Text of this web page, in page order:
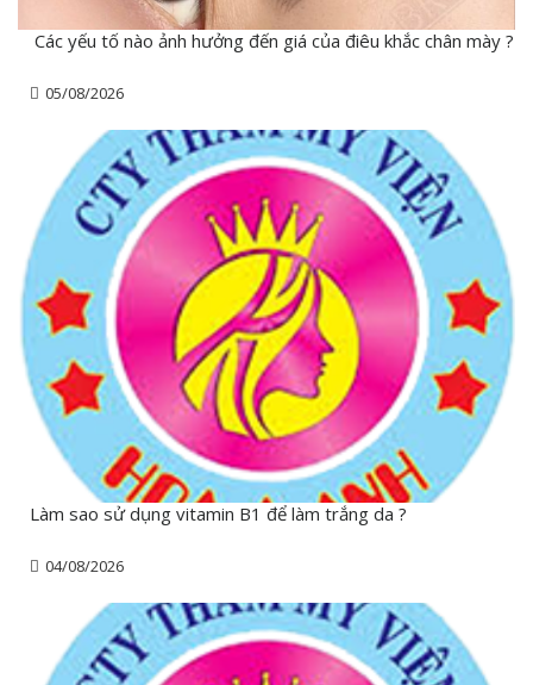
Các yếu tố nào ảnh hưởng đến giá của điêu khắc chân mày ?
05/08/2026
Làm sao sử dụng vitamin B1 để làm trắng da ?
04/08/2026